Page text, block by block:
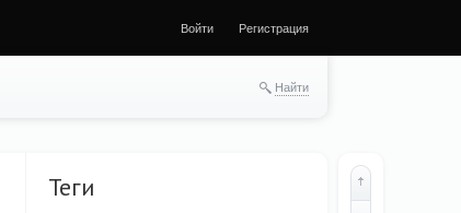
Войти Регистрация
Найти
Теги